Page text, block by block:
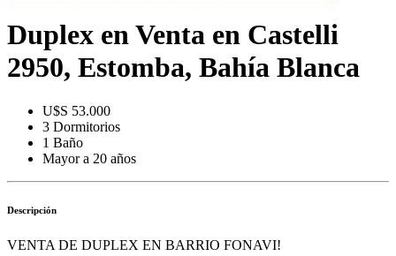
Duplex en Venta en Castelli
2950, Estomba, Bahía Blanca
U$S 53.000
3 Dormitorios
1 Baño
Mayor a 20 años
Descripción
VENTA DE DUPLEX EN BARRIO FONAVI!